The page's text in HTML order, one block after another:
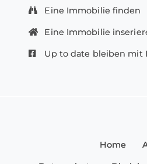
Eine Immobilie finden
Eine Immobilie
Up to date bleiben mit
Home